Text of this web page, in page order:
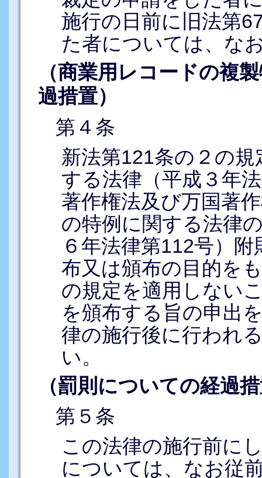
施行の日前に旧法第
た者については、な
（商業用レコードの複
過措置）
第４条
新法第121条の２の
する法律（平成３年
著作権法及び万国著
の特例に関する法律
６年法律第112号）
布又は頒布の目的を
の規定を適用しない
を頒布する旨の申出
律の施行後に行われ
い。
（罰則についての経過
第５条
この法律の施行前に
については、なお従